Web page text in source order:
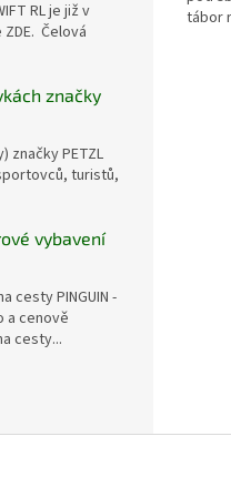
RL je již v
Čelová
značky
značky PETZL
turistů,
vybavení
cesty PINGUIN -
a cenově
cesty...
tábor